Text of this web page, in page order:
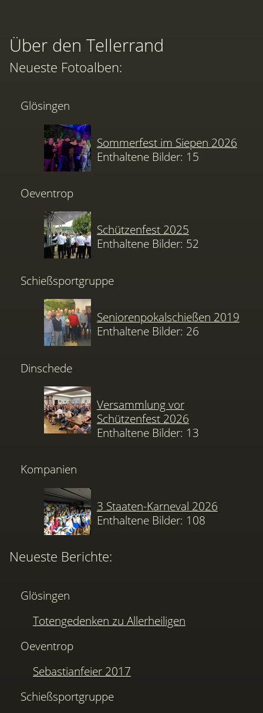
Über den Tellerrand
Neueste Fotoalben:
Glösingen
Sommerfest im Siepen 2026
Enthaltene Bilder: 15
Oeventrop
Schützenfest 2025
Enthaltene Bilder: 52
Schießsportgruppe
Seniorenpokalschießen 2019
Enthaltene Bilder: 26
Dinschede
Versammlung vor
Schützenfest 2026
Enthaltene Bilder: 13
Kompanien
3 Staaten-Karneval 2026
Enthaltene Bilder: 108
Neueste Berichte:
Glösingen
Totengedenken zu Allerheiligen
Oeventrop
Sebastianfeier 2017
Schießsportgruppe